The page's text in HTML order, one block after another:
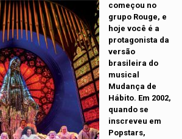
começou no
grupo Rouge, e
hoje você é a
protagonista da
versão
brasileira do
musical
Mudança de
Hábito. Em 2002,
quando se
inscreveu em
Popstars,